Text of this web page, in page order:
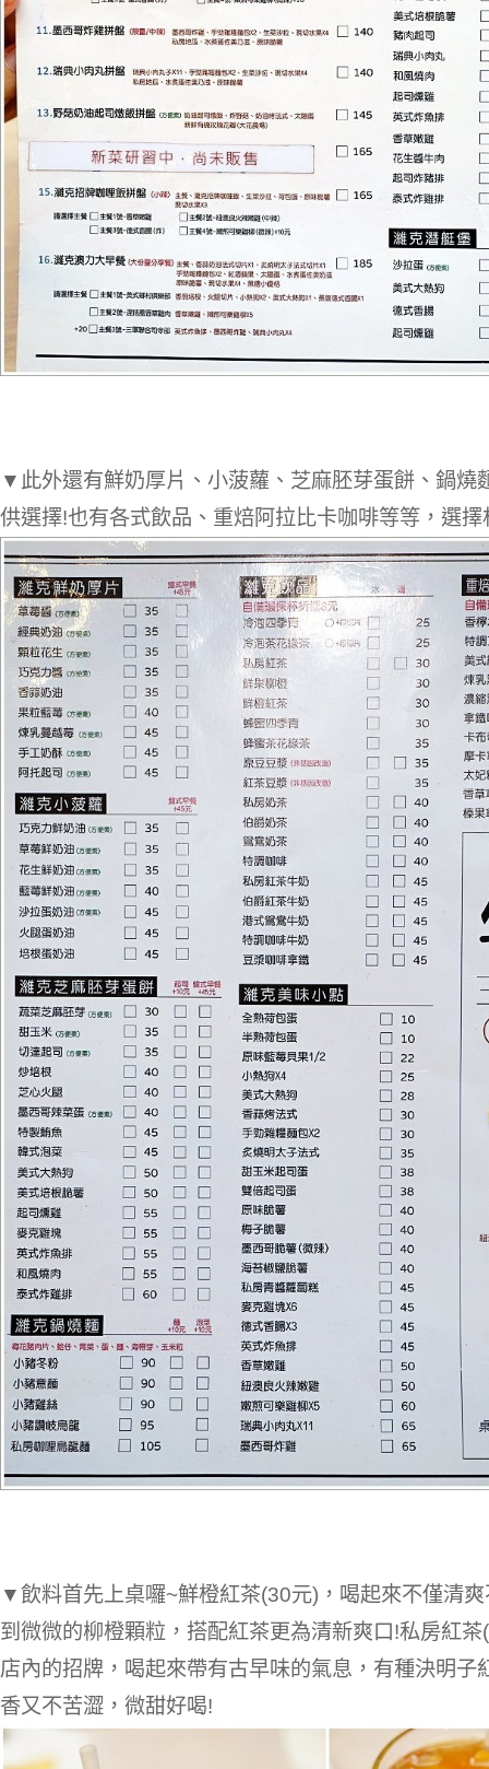
▼此外還有鮮奶厚片、小菠蘿、芝麻胚芽蛋餅、鍋燒
供選擇!也有各式飲品、重焙阿拉比卡咖啡等等，選擇
▼飲料首先上桌囉~鮮橙紅茶(30元)，喝起來不僅清
到微微的柳橙顆粒，搭配紅茶更為清新爽口!私房紅
店內的招牌，喝起來帶有古早味的氣息，有種決明子
香又不苦澀，微甜好喝!